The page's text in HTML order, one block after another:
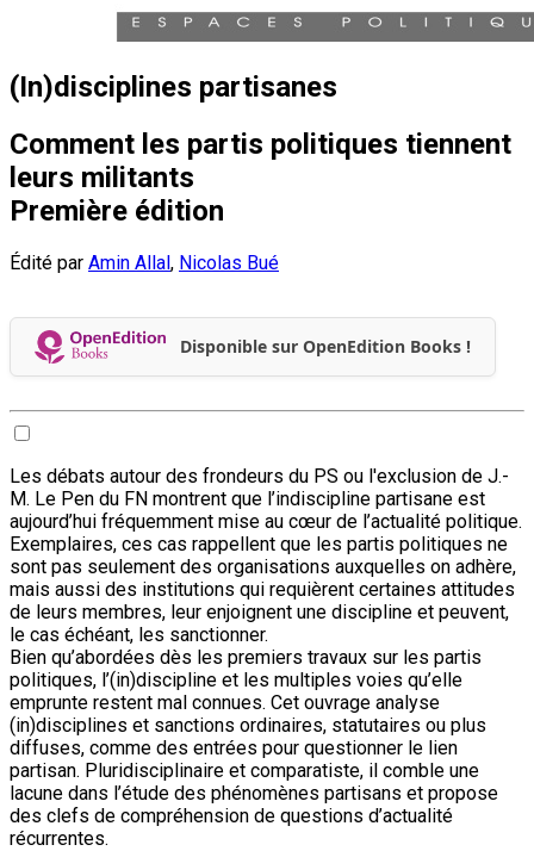
(In)disciplines partisanes
Comment les partis politiques tiennent
leurs militants
Première édition
Édité par Amin Allal, Nicolas Bué
Disponible sur OpenEdition Books !
Les débats autour des frondeurs du PS ou l'exclusion de J.-
M. Le Pen du FN montrent que l’indiscipline partisane est
aujourd’hui fréquemment mise au cœur de l’actualité politique.
Exemplaires, ces cas rappellent que les partis politiques ne
sont pas seulement des organisations auxquelles on adhère,
mais aussi des institutions qui requièrent certaines attitudes
de leurs membres, leur enjoignent une discipline et peuvent,
le cas échéant, les sanctionner.
Bien qu’abordées dès les premiers travaux sur les partis
politiques, l’(in)discipline et les multiples voies qu’elle
emprunte restent mal connues. Cet ouvrage analyse
(in)disciplines et sanctions ordinaires, statutaires ou plus
diffuses, comme des entrées pour questionner le lien
partisan. Pluridisciplinaire et comparatiste, il comble une
lacune dans l’étude des phénomènes partisans et propose
des clefs de compréhension de questions d’actualité
récurrentes.